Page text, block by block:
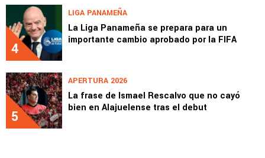
4
LIGA PANAMEÑA
La Liga Panameña se prepara para un
importante cambio aprobado por la FIFA
5
APERTURA 2026
La frase de Ismael Rescalvo que no cayó
bien en Alajuelense tras el debut